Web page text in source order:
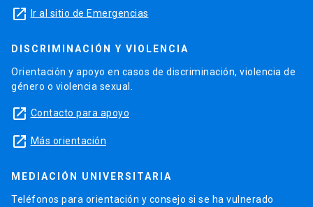
launch Ir al sitio de Emergencias
DISCRIMINACIÓN Y VIOLENCIA
Orientación y apoyo en casos de discriminación, violencia de
género o violencia sexual.
launch Contacto para apoyo
launch Más orientación
MEDIACIÓN UNIVERSITARIA
Teléfonos para orientación y consejo si se ha vulnerado